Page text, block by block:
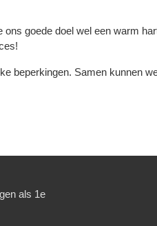
goede doel wel een warm
beperkingen. Samen kunnen
als 1e